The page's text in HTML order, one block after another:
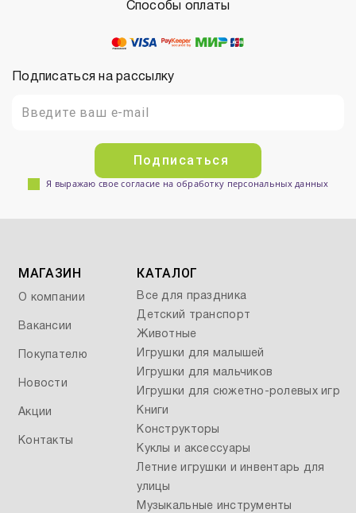
Подписаться на рассылку
Подписаться
Я выражаю свое согласие на обработку персональных данных
Способы оплаты
МАГАЗИН
О компании
Вакансии
Покупателю
Новости
Акции
Контакты
КАТАЛОГ
Все для праздника
Детский транспорт
Животные
Игрушки для малышей
Игрушки для мальчиков
Игрушки для сюжетно-ролевых игр
Книги
Конструкторы
Куклы и аксессуары
Летние игрушки и инвентарь для
улицы
Музыкальные инструменты